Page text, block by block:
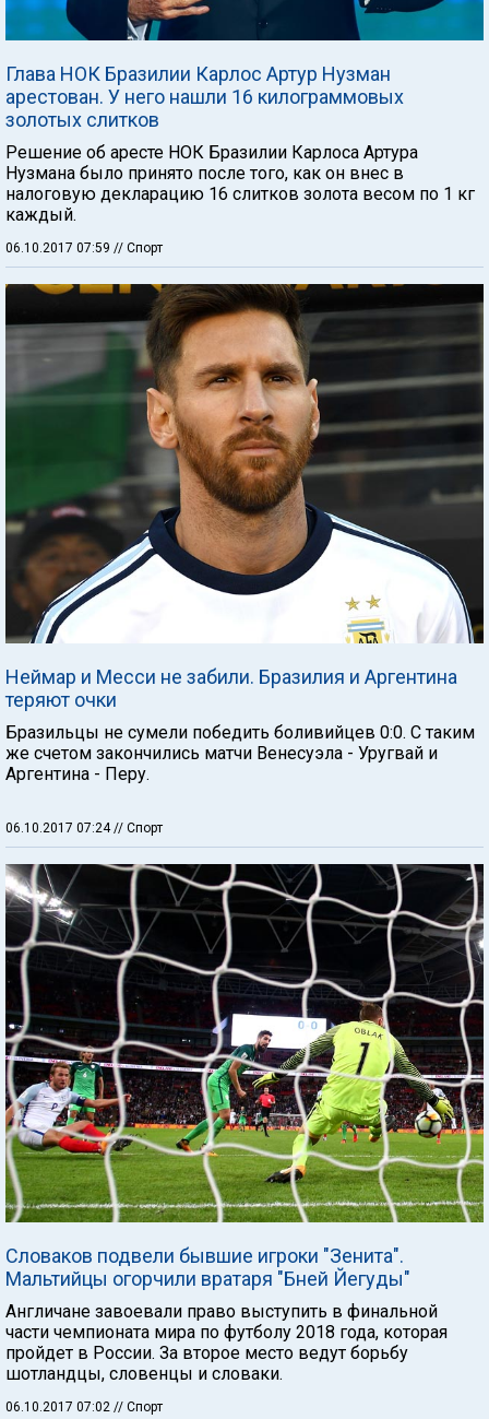
Глава НОК Бразилии Карлос Артур Нузман
арестован. У него нашли 16 килограммовых
золотых слитков
Решение об аресте НОК Бразилии Карлоса Артура
Нузмана было принято после того, как он внес в
налоговую декларацию 16 слитков золота весом по 1 кг
каждый.
06.10.2017 07:59 // Спорт
Неймар и Месси не забили. Бразилия и Аргентина
теряют очки
Бразильцы не сумели победить боливийцев 0:0. С таким
же счетом закончились матчи Венесуэла - Уругвай и
Аргентина - Перу.
06.10.2017 07:24 // Спорт
Словаков подвели бывшие игроки "Зенита".
Мальтийцы огорчили вратаря "Бней Йегуды"
Англичане завоевали право выступить в финальной
части чемпионата мира по футболу 2018 года, которая
пройдет в России. За второе место ведут борьбу
шотландцы, словенцы и словаки.
06.10.2017 07:02 // Спорт